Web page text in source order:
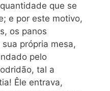
que se
e por este motivo,
os panos
própria mesa,
pelo
tal a
Êle entrava,